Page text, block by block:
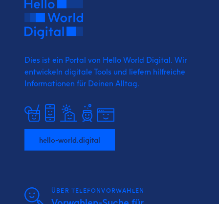
Dies ist ein Portal von Hello World Digital. Wir
entwickeln digitale Tools und liefern hilfreiche
Informationen für Deinen Alltag.
hello-world.digital
ÜBER TELEFONVORWAHLEN